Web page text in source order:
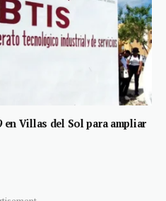
en Villas del Sol para ampliar